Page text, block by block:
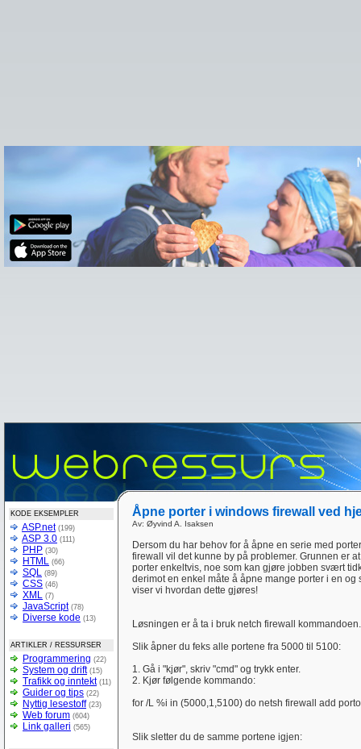
KODE EKSEMPLER
ASP.net (199)
ASP 3.0 (111)
PHP (30)
HTML (66)
SQL (89)
CSS (46)
XML (7)
JavaScript (78)
Diverse kode (13)
ARTIKLER / RESSURSER
Programmering (22)
System og drift (15)
Trafikk og inntekt (11)
Guider og tips (22)
Nyttig lesestoff (23)
Web forum (604)
Link galleri (565)
Åpne porter i windows firewall ved
Av: Øyvind A. Isaksen
Dersom du har behov for å åpne en serie med
firewall vil det kunne by på problemer. Grunnen er
porter enkeltvis, noe som kan gjøre jobben svært
derimot en enkel måte å åpne mange porter i en og
viser vi hvordan dette gjøres!
Løsningen er å ta i bruk netch firewall
Slik åpner du feks alle portene fra 5000 til 5100:
1. Gå i "kjør", skriv "cmd" og trykk enter.
2. Kjør følgende kommando:
for /L %i in (5000,1,5100) do netsh firewall add
Slik sletter du de samme portene igjen: